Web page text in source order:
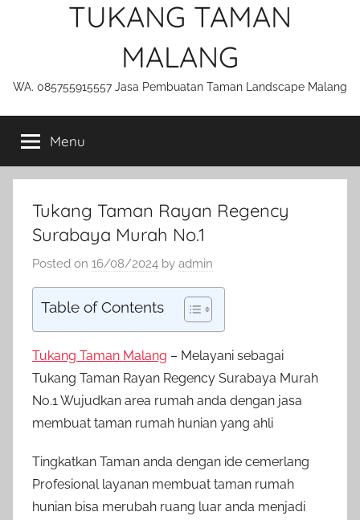
TUKANG TAMAN
MALANG
WA. 085755915557 Jasa Pembuatan Taman Landscape Malang
Menu
Tukang Taman Rayan Regency
Surabaya Murah No.1
Posted on 16/08/2024 by admin
Table of Contents
Tukang Taman Malang – Melayani sebagai
Tukang Taman Rayan Regency Surabaya Murah
No.1 Wujudkan area rumah anda dengan jasa
membuat taman rumah hunian yang ahli
Tingkatkan Taman anda dengan ide cemerlang
Profesional layanan membuat taman rumah
hunian bisa merubah ruang luar anda menjadi